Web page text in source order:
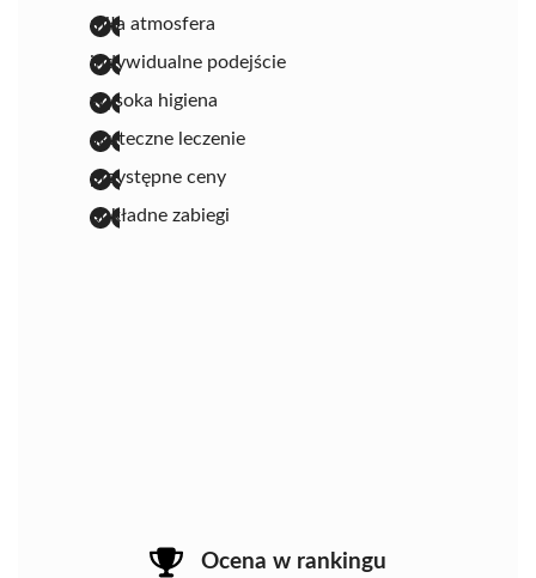
miła atmosfera
indywidualne podejście
wysoka higiena
skuteczne leczenie
przystępne ceny
dokładne zabiegi
Ocena w rankingu